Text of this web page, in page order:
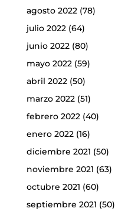
agosto 2022(78)
julio 2022(64)
junio 2022(80)
mayo 2022(59)
abril 2022(50)
marzo 2022(51)
febrero 2022(40)
enero 2022(16)
diciembre 2021 (50)
noviembre 2021 (63)
octubre 2021 (60)
septiembre 2021 (50)